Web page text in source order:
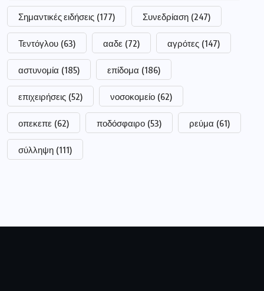
Σημαντικές ειδήσεις (177) Συνεδρίαση (247)
Τεντόγλου (63) ααδε (72) αγρότες (147)
αστυνομία (185) επίδομα (186)
επιχειρήσεις (52) νοσοκομείο (62)
οπεκεπε (62) ποδόσφαιρο (53) ρεύμα (61)
σύλληψη (111)